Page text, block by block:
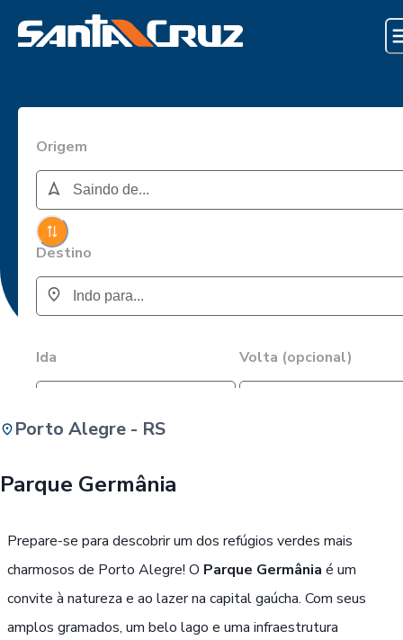
Origem
Destino
Ida Volta (opcional)
Porto Alegre - RS
Parque Germânia
Prepare-se para descobrir um dos refúgios verdes mais
charmosos de Porto Alegre! O Parque Germânia é um
convite à natureza e ao lazer na capital gaúcha. Com seus
amplos gramados, um belo lago e uma infraestrutura